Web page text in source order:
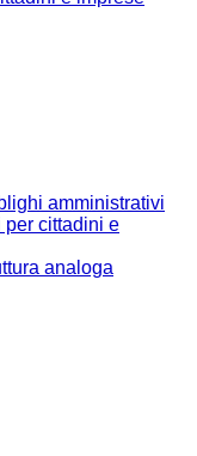
amministrativi
per cittadini e
analoga